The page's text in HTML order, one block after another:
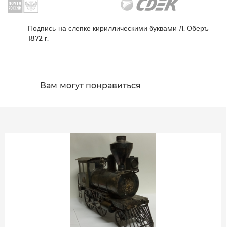
Подпись на слепке кириллическими буквами Л. Оберъ
1872 г.
Вам могут понравиться